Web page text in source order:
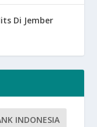
Di Jember
INDONESIA